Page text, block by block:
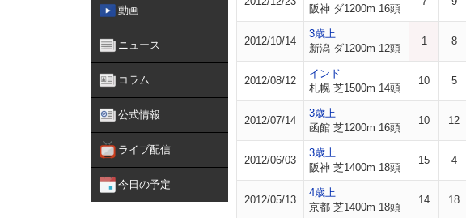
動画
ニュース
コラム
公式情報
ライブ配信
今日の予定
阪神 ダ1200m 16頭
2012/10/14
3歳上
新潟 ダ1200m 12頭
1 8
2012/08/12
インド
札幌 芝1500m 14頭
10 5
2012/07/14
3歳上
函館 芝1200m 16頭
10 12
2012/06/03
3歳上
阪神 芝1400m 18頭
15 4
2012/05/13
4歳上
京都 芝1400m 18頭
14 18